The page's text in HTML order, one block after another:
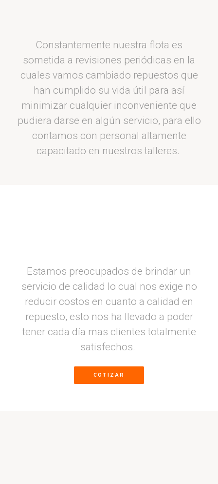
Constantemente nuestra flota es
sometida a revisiones periódicas en la
cuales vamos cambiado repuestos que
han cumplido su vida útil para así
minimizar cualquier inconveniente que
pudiera darse en algún servicio, para ello
contamos con personal altamente
capacitado en nuestros talleres.
Estamos preocupados de brindar un
servicio de calidad lo cual nos exige no
reducir costos en cuanto a calidad en
repuesto, esto nos ha llevado a poder
tener cada día mas clientes totalmente
satisfechos.
COTIZAR